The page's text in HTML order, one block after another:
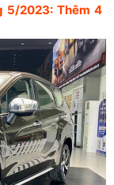
5/2023: Thêm 4